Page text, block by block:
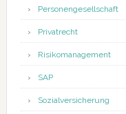
Personengesellschaft
Privatrecht
Risikomanagement
SAP
Sozialversicherung